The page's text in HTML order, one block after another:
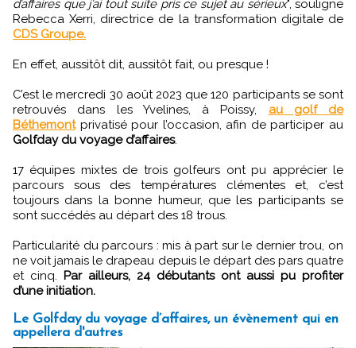
d’affaires que j’ai tout suite pris ce sujet au sérieux", souligne
Rebecca Xerri, directrice de la transformation digitale de
CDS Groupe.
En effet, aussitôt dit, aussitôt fait, ou presque !
C’est le mercredi 30 août 2023 que 120 participants se sont
retrouvés dans les Yvelines, à Poissy, au golf de
Béthemontprivatisé pour l’occasion, afin de participer au
Golfday du voyage d’affaires.
17 équipes mixtes de trois golfeurs ont pu apprécier le
parcours sous des températures clémentes et, c’est
toujours dans la bonne humeur, que les participants se
sont succédés au départ des 18 trous.
Particularité du parcours : mis à part sur le dernier trou, on
ne voit jamais le drapeau depuis le départ des pars quatre
et cinq. Par ailleurs, 24 débutants ont aussi pu profiter
d’une initiation.
Le Golfday du voyage d’affaires, un évènement qui en
appellera d'autres